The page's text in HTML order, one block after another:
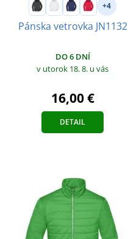
+4
Pánska vetrovka JN1132
DO 6 DNÍ
v utorok 18. 8. u vás
16,00 €
DETAIL